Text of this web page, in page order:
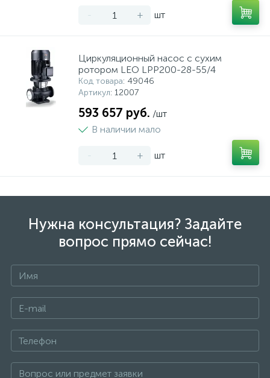
- + шт
Циркуляционный насос с сухим
ротором LEO LPP200-28-55/4
Код товара: 49046
Артикул: 12007
593 657 руб. /шт
В наличии мало
- + шт
Нужна консультация? Задайте
вопрос прямо сейчас!